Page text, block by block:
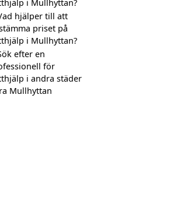
i Mullhyttan?
hjälper till att
priset på
i Mullhyttan?
efter en
för
i andra städer
Mullhyttan